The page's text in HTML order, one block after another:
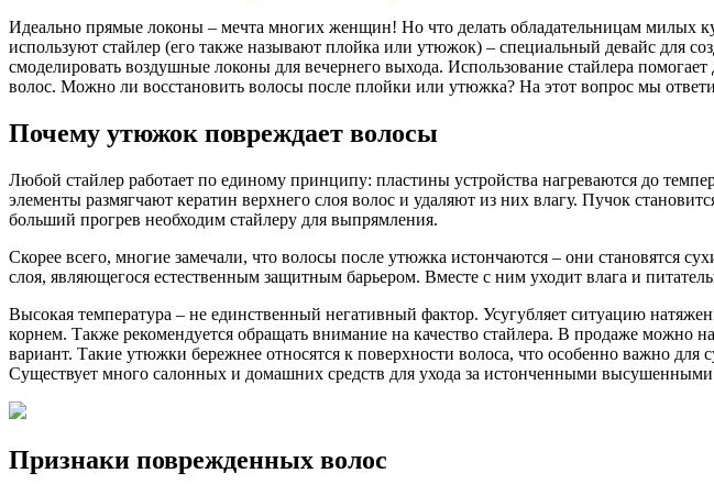
Идеально прямые локоны – мечта многих женщин! Но что делать обладательницам милых
используют стайлер (его также называют плойка или утюжок) – специальный девайс для
смоделировать воздушные локоны для вечернего выхода. Использование стайлера
волос. Можно ли восстановить волосы после плойки или утюжка? На этот вопрос мы
Почему утюжок повреждает волосы
Любой стайлер работает по единому принципу: пластины устройства нагреваются до
элементы размягчают кератин верхнего слоя волос и удаляют из них влагу. Пучок
больший прогрев необходим стайлеру для выпрямления.
Скорее всего, многие замечали, что волосы после утюжка истончаются – они становятся
слоя, являющегося естественным защитным барьером. Вместе с ним уходит влага и
Высокая температура – не единственный негативный фактор. Усугубляет ситуацию
корнем. Также рекомендуется обращать внимание на качество стайлера. В продаже
вариант. Такие утюжки бережнее относятся к поверхности волоса, что особенно важно
Существует много салонных и домашних средств для ухода за истонченными
Признаки поврежденных волос